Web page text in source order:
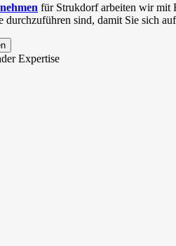
für Strukdorf arbeiten wir mit
durchzuführen sind, damit Sie sich